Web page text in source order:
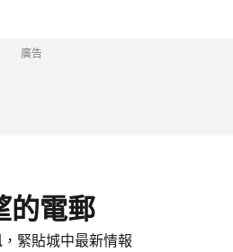
廣告
的電郵
緊貼城中最新情報